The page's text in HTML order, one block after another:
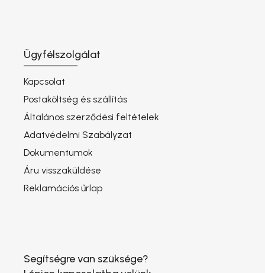
Ügyfélszolgálat
Kapcsolat
Postaköltség és szállítás
Általános szerződési feltételek
Adatvédelmi Szabályzat
Dokumentumok
Áru visszaküldése
Reklamációs űrlap
Segítségre van szüksége?